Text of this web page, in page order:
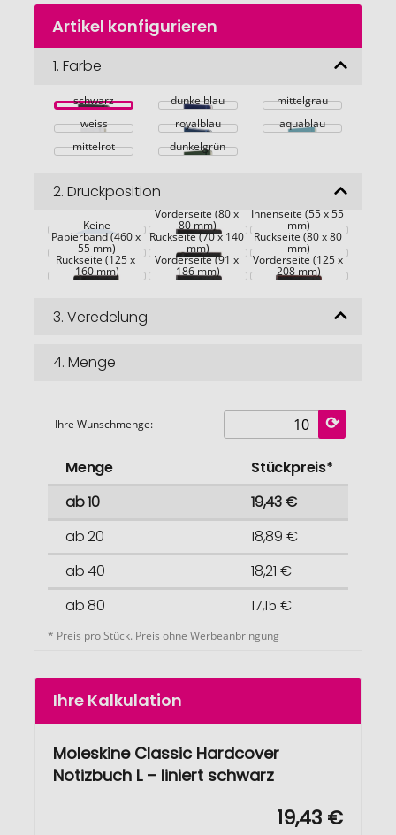
Zum
Anfang
Bildgalerie
Artikel konfigurieren
1. Farbe
schwarz dunkelblau
mittelgrau
weiss
royalblau
aquablau
mittelrot
dunkelgrün
2. Druckposition
Keine
Vorderseite (80 x
80 mm)
Innenseite (55 x 55
mm)
Papierband (460 x
55 mm)
Rückseite (70 x 140
mm)
Rückseite (80 x 80
mm)
Rückseite (125 x
160 mm)
Vorderseite (91 x
186 mm)
Vorderseite (125 x
208 mm)
3. Veredelung
4. Menge
Ihre Wunschmenge:
Menge
Stückpreis*
ab 10
19,43 €
ab 20
18,89 €
ab 40
18,21 €
ab 80
17,15 €
* Preis pro Stück. Preis ohne Werbeanbringung
Ihre Kalkulation
Moleskine Classic Hardcover
Notizbuch L – liniert schwarz
19,43 €